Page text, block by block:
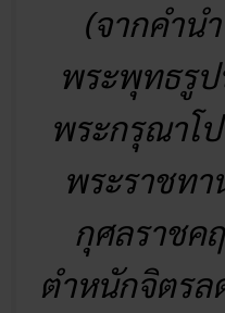
(จากคำน
พระพุทธรูป
พระกรุณาโ
พระราชทา
กุศลราชค
ตำหนักจิตรล